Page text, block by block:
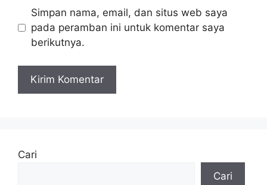
Simpan nama, email, dan situs web saya
pada peramban ini untuk komentar saya
berikutnya.
Cari
Cari